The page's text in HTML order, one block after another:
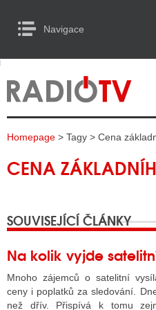
Navigace
RADIA
TELEVIZE
INTERNET
TISK
RADIA
RÁDIÍ
VYSÍLAČE
to Content
Homepage > Tagy > Cena
CENA
SOUVISEJÍCÍ ČLÁNKY
Na kolik vyjde
Mnoho zájemců o satelitní
ceny i poplatků za sledování.
než dřív. Přispívá k tomu